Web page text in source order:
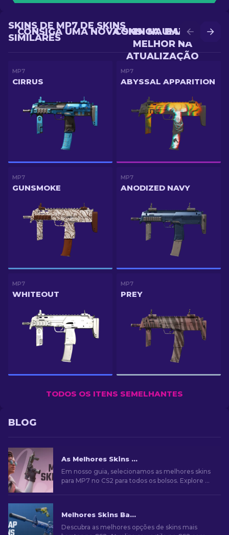
CONSIGA UMA SKIN
MELHOR NA
ATUALIZAÇÃO
CONSIGA UMA NOVA SKIN NA BATALHA
SKINS DE MP7 DE SKINS
SIMILARES
MP7
CIRRUS
MP7
ABYSSAL APPARITION
MP7
GUNSMOKE
MP7
ANODIZED NAVY
MP7
WHITEOUT
MP7
PREY
TODOS OS ITENS SEMELHANTES
BLOG
As Melhores Skins para MP7 no CS2 para qualquer orçamento [2026]
Em nosso guia, selecionamos as melhores skins
para MP7 no CS2 para todos os bolsos. Explore as
Melhores Skins Baratas no CS2 [2026]
Descubra as melhores opções de skins mais